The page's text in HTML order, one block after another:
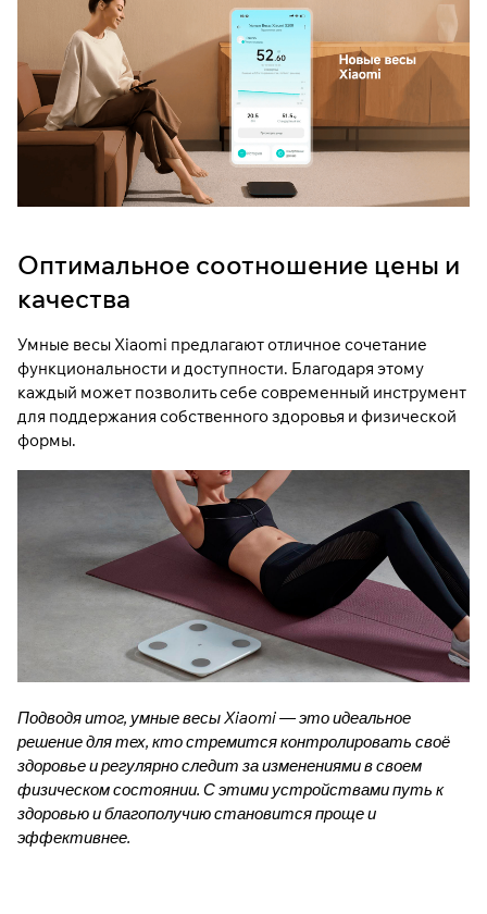
Оптимальное соотношение цены и
качества
Умные весы Xiaomi предлагают отличное сочетание
функциональности и доступности. Благодаря этому
каждый может позволить себе современный инструмент
для поддержания собственного здоровья и физической
формы.
Подводя итог, умные весы Xiaomi — это идеальное
решение для тех, кто стремится контролировать своё
здоровье и регулярно следит за изменениями в своем
физическом состоянии. С этими устройствами путь к
здоровью и благополучию становится проще и
эффективнее.